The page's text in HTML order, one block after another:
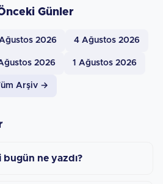
Günler
2026 4 Ağustos 2026
2026 1 Ağustos 2026
Arşiv →
ne yazdı?